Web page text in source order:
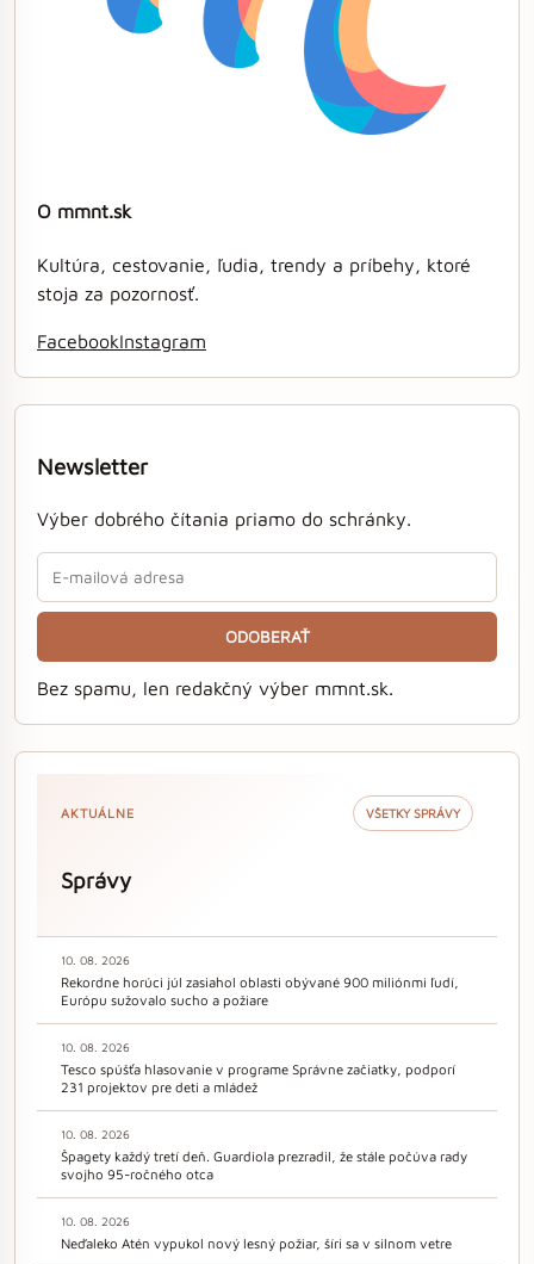
O mmnt.sk
Kultúra, cestovanie, ľudia, trendy a príbehy, ktoré
stoja za pozornosť.
FacebookInstagram
Newsletter
Výber dobrého čítania priamo do schránky.
ODOBERAŤ
Bez spamu, len redakčný výber mmnt.sk.
AKTUÁLNE VŠETKY SPRÁVY
Správy
10. 08. 2026
Rekordne horúci júl zasiahol oblasti obývané 900 miliónmi ľudí,
Európu sužovalo sucho a požiare
10. 08. 2026
Tesco spúšťa hlasovanie v programe Správne začiatky, podporí
231 projektov pre deti a mládež
10. 08. 2026
Špagety každý tretí deň. Guardiola prezradil, že stále počúva rady
svojho 95-ročného otca
10. 08. 2026
Neďaleko Atén vypukol nový lesný požiar, šíri sa v silnom vetre